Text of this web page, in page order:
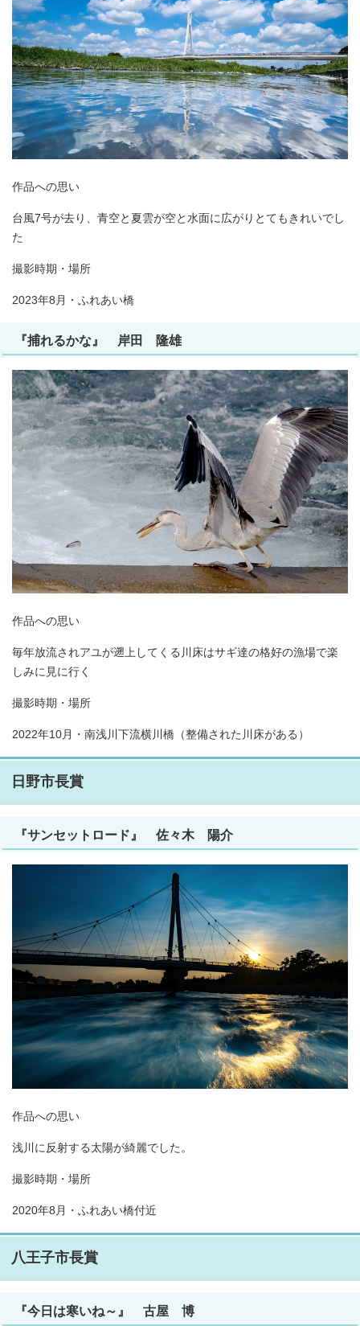
作品への思い
台風7号が去り、青空と夏雲が空と水面に広がりとてもきれいでし
た
撮影時期・場所
2023年8月・ふれあい橋
『捕れるかな』 岸田 隆雄
作品への思い
毎年放流されアユが遡上してくる川床はサギ達の格好の漁場で楽
しみに見に行く
撮影時期・場所
2022年10月・南浅川下流横川橋（整備された川床がある）
日野市長賞
『サンセットロード』 佐々木 陽介
作品への思い
浅川に反射する太陽が綺麗でした。
撮影時期・場所
2020年8月・ふれあい橋付近
八王子市長賞
『今日は寒いね～』 古屋 博